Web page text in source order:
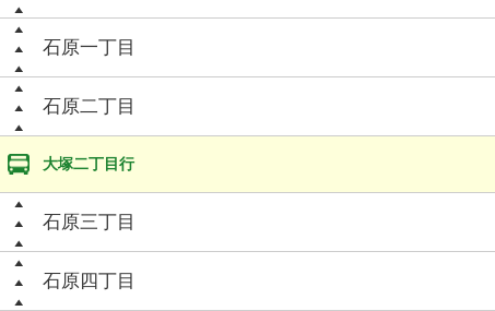
石原一丁目
石原二丁目
大塚二丁目行
石原三丁目
石原四丁目